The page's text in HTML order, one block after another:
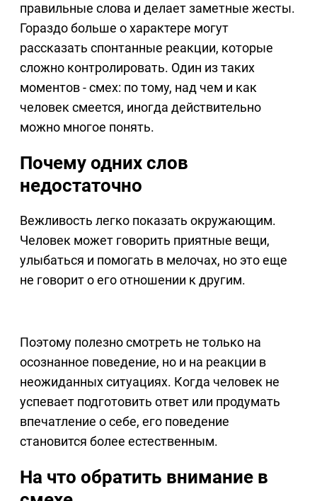
правильные слова и делает заметные жесты.
Гораздо больше о характере могут
рассказать спонтанные реакции, которые
сложно контролировать. Один из таких
моментов - смех: по тому, над чем и как
человек смеется, иногда действительно
можно многое понять.
Почему одних слов
недостаточно
Вежливость легко показать окружающим.
Человек может говорить приятные вещи,
улыбаться и помогать в мелочах, но это еще
не говорит о его отношении к другим.
Поэтому полезно смотреть не только на
осознанное поведение, но и на реакции в
неожиданных ситуациях. Когда человек не
успевает подготовить ответ или продумать
впечатление о себе, его поведение
становится более естественным.
На что обратить внимание в